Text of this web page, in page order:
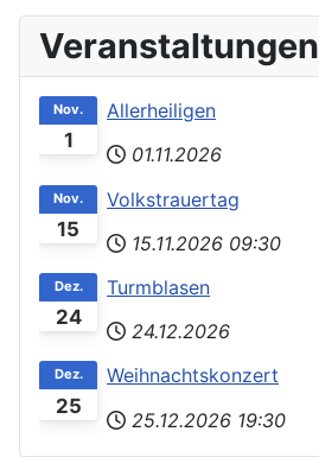
Veranstaltungen
1
Nov.
Allerheiligen
01.11.2026
15
Nov.
Volkstrauertag
15.11.2026 09:30
24
Dez.
Turmblasen
24.12.2026
25
Dez.
Weihnachtskonzert
25.12.2026 19:30